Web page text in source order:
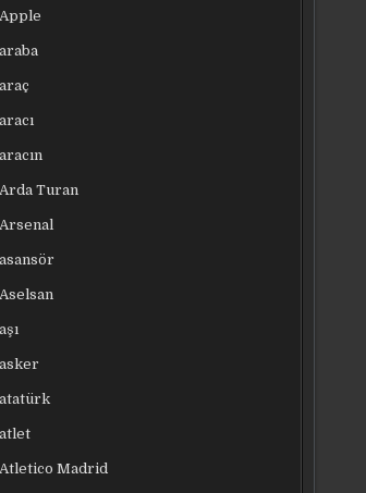
Apple
araba
araç
aracı
aracın
Arda Turan
Arsenal
asansör
Aselsan
aşı
asker
atatürk
atlet
Atletico Madrid